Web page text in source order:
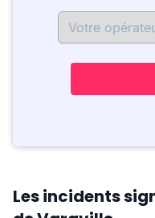
Les incidents